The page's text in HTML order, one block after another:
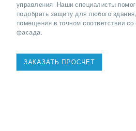
управления. Наши специалисты
подобрать защиту для любого
помещения в точном соответствии со
фасада.
ЗАКАЗАТЬ ПРОСЧЕТ